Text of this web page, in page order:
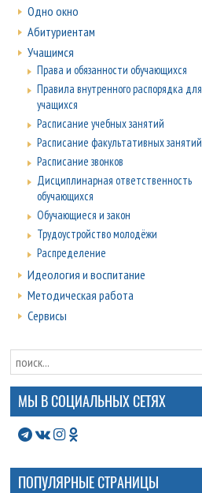
Одно окно
Абитуриентам
Учащимся
Права и обязанности обучающихся
Правила внутренного распорядка для
учащихся
Расписание учебных занятий
Расписание факультативных занятий
Расписание звонков
Дисциплинарная ответственность
обучающихся
Обучающиеся и закон
Трудоустройство молодёжи
Распределение
Идеология и воспитание
Методическая работа
Сервисы
МЫ В СОЦИАЛЬНЫХ СЕТЯХ
ПОПУЛЯРНЫЕ СТРАНИЦЫ